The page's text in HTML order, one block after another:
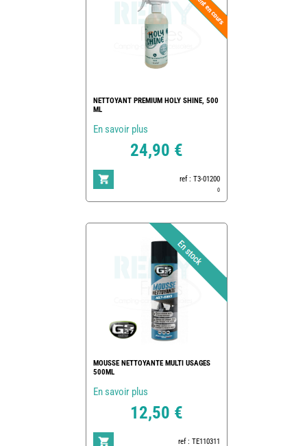
NETTOYANT PREMIUM HOLY SHINE, 500
ML
En savoir plus
24,90 €
ref : T3-01200
0
MOUSSE NETTOYANTE MULTI USAGES
500ML
En savoir plus
12,50 €
ref : TE110311